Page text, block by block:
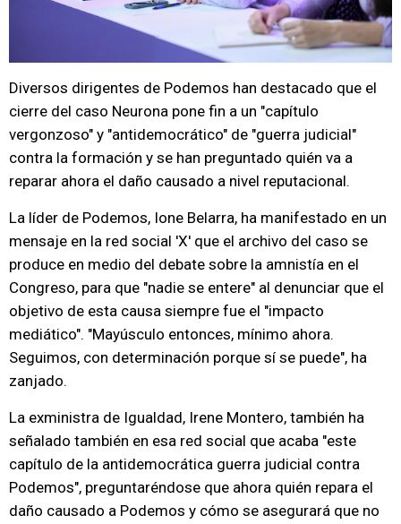
Diversos dirigentes de Podemos han destacado que el
cierre del caso Neurona pone fin a un "capítulo
vergonzoso" y "antidemocrático" de "guerra judicial"
contra la formación y se han preguntado quién va a
reparar ahora el daño causado a nivel reputacional.
La líder de Podemos, Ione Belarra, ha manifestado en un
mensaje en la red social 'X' que el archivo del caso se
produce en medio del debate sobre la amnistía en el
Congreso, para que "nadie se entere" al denunciar que el
objetivo de esta causa siempre fue el "impacto
mediático". "Mayúsculo entonces, mínimo ahora.
Seguimos, con determinación porque sí se puede", ha
zanjado.
La exministra de Igualdad, Irene Montero, también ha
señalado también en esa red social que acaba "este
capítulo de la antidemocrática guerra judicial contra
Podemos", preguntaréndose que ahora quién repara el
daño causado a Podemos y cómo se asegurará que no